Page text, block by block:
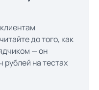
до того, как
— он
рублей на тестах